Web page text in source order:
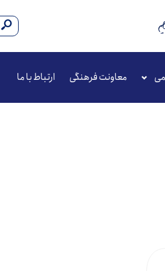
معاونت فرهنگی ارتباط با ما